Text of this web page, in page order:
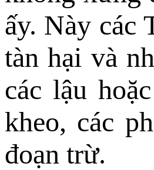
ấy. Này các
tàn hại và
các lậu
kheo, các
đoạn trừ.